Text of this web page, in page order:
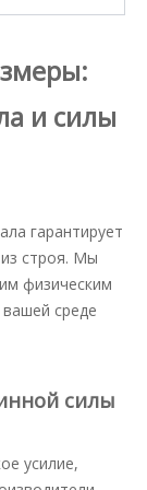
и силы
гарантирует
строя. Мы
физическим
среде
силы
усилие,